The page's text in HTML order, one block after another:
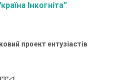
Інкогніта”
проект ентузіастів